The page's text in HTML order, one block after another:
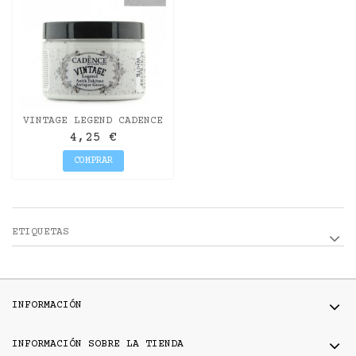
VINTAGE LEGEND CADENCE
BLANCO 150ML
4,25 €
COMPRAR
ETIQUETAS
INFORMACIÓN
INFORMACIÓN SOBRE LA TIENDA